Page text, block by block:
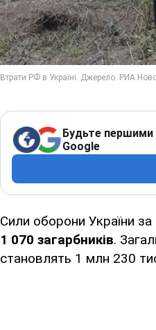
Будьте першими
Google
Сили оборони України
1 070 загарбників.
становлять 1 млн 230